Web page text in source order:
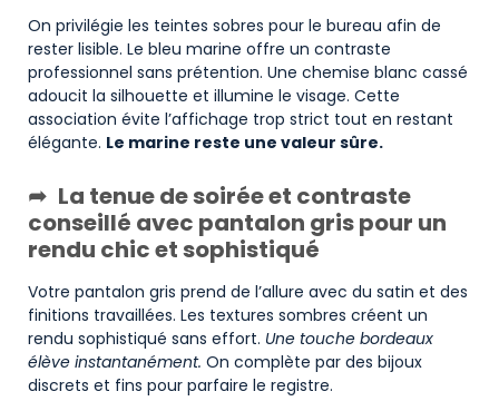
On privilégie les teintes sobres pour le bureau afin de
rester lisible. Le bleu marine offre un contraste
professionnel sans prétention. Une chemise blanc cassé
adoucit la silhouette et illumine le visage. Cette
association évite l’affichage trop strict tout en restant
élégante. Le marine reste une valeur sûre.
La tenue de soirée et contraste
conseillé avec pantalon gris pour un
rendu chic et sophistiqué
Votre pantalon gris prend de l’allure avec du satin et des
finitions travaillées. Les textures sombres créent un
rendu sophistiqué sans effort. Une touche bordeaux
élève instantanément. On complète par des bijoux
discrets et fins pour parfaire le registre.